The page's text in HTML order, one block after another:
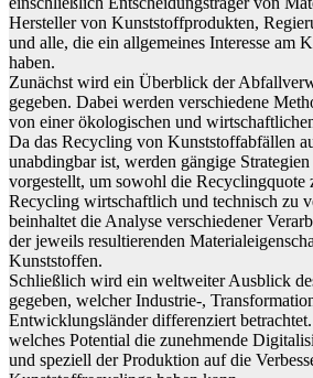
Hersteller von Kunststoffprodukten,
und alle, die ein allgemeines Interesse am
haben.
Zunächst wird ein Überblick der
gegeben. Dabei werden verschiedene
von einer ökologischen und
Da das Recycling von Kunststoffabfällen
unabdingbar ist, werden gängige
vorgestellt, um sowohl die Recyclingquote
Recycling wirtschaftlich und technisch zu
beinhaltet die Analyse verschiedener
der jeweils resultierenden
Kunststoffen.
Schließlich wird ein weltweiter Ausblick
gegeben, welcher Industrie-,
Entwicklungsländer differenziert
welches Potential die zunehmende
und speziell der Produktion auf die